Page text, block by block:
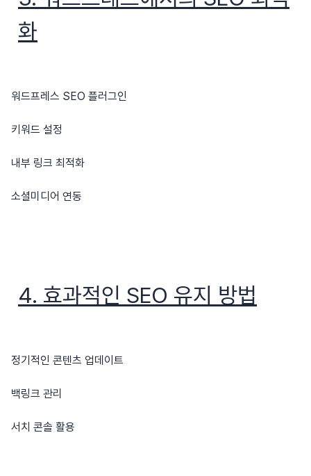
화
워드프레스 SEO 플러그인
키워드 설정
내부 링크 최적화
소셜미디어 연동
4. 효과적인 SEO 유지 방법
정기적인 콘텐츠 업데이트
백링크 관리
서치 콘솔 활용